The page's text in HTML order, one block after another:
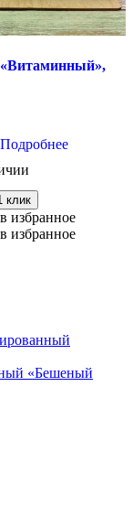
Подробнее
клик
избранное
избранное
«Бешеный